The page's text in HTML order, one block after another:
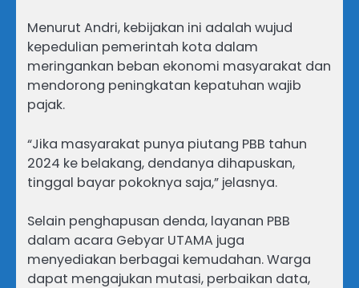
Menurut Andri, kebijakan ini adalah wujud
kepedulian pemerintah kota dalam
meringankan beban ekonomi masyarakat dan
mendorong peningkatan kepatuhan wajib
pajak.
“Jika masyarakat punya piutang PBB tahun
2024 ke belakang, dendanya dihapuskan,
tinggal bayar pokoknya saja,” jelasnya.
Selain penghapusan denda, layanan PBB
dalam acara Gebyar UTAMA juga
menyediakan berbagai kemudahan. Warga
dapat mengajukan mutasi, perbaikan data,